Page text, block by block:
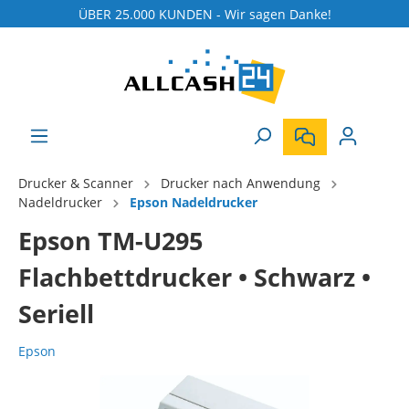
ÜBER 25.000 KUNDEN - Wir sagen Danke!
Drucker & Scanner
Drucker nach Anwendung
Nadeldrucker
Epson Nadeldrucker
Epson TM-U295
Flachbettdrucker • Schwarz •
Seriell
Epson